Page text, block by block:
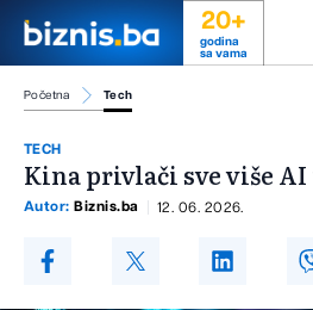
20+
godina
sa vama
Početna Tech
TECH
Kina privlači sve više AI
Autor: Biznis.ba 12. 06. 2026.